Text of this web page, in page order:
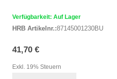
Verfügbarkeit: Auf Lager
HRB Artikelnr.:87145001230BU
41,70 €
Exkl. 19% Steuern